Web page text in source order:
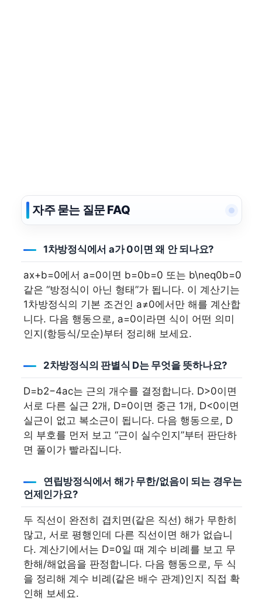
자주 묻는 질문 FAQ
1차방정식에서 a가 0이면 왜 안 되나요?
ax+b=0에서 a=0이면 b=0b=0 또는 b\neq0b=0
같은 “방정식이 아닌 형태”가 됩니다. 이 계산기는
1차방정식의 기본 조건인 a≠0에서만 해를 계산합
니다. 다음 행동으로, a=0이라면 식이 어떤 의미
인지(항등식/모순)부터 정리해 보세요.
2차방정식의 판별식 D는 무엇을 뜻하나요?
D=b2−4ac는 근의 개수를 결정합니다. D>0이면
서로 다른 실근 2개, D=0이면 중근 1개, D<0이면
실근이 없고 복소근이 됩니다. 다음 행동으로, D
의 부호를 먼저 보고 “근이 실수인지”부터 판단하
면 풀이가 빨라집니다.
연립방정식에서 해가 무한/없음이 되는 경우는
언제인가요?
두 직선이 완전히 겹치면(같은 직선) 해가 무한히
많고, 서로 평행인데 다른 직선이면 해가 없습니
다. 계산기에서는 D=0일 때 계수 비례를 보고 무
한해/해없음을 판정합니다. 다음 행동으로, 두 식
을 정리해 계수 비례(같은 배수 관계)인지 직접 확
인해 보세요.